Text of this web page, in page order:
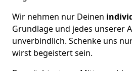
Wir nehmen nur Deinen
Grundlage und jedes unserer
unverbindlich. Schenke uns
wirst begeistert sein.